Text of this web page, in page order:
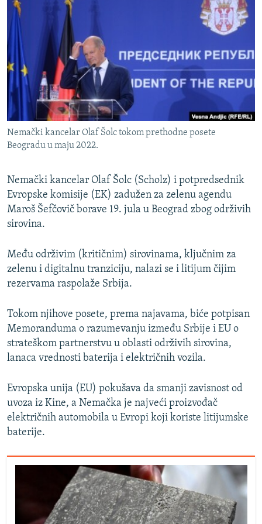
ISPRIČAJ MI
DNEVNO@RSE
SPECIJALI RSE
VIŠE OD NASLOVA
GENOCID U SREBRENICI
POPLAVE I KLIZIŠTA U BIH 2024.
TV LIBERTY
MOJA EVROPA
TRI DECENIJE OD RATA U BIH
SVE KARTE DEJTONA
PRATITE NAS
Sve RFE/RL stranice
Nemački kancelar Olaf Šolc tokom prethodne posete
Beogradu u maju 2022.
Nemački kancelar Olaf Šolc (Scholz) i potpredsednik
Evropske komisije (EK) zadužen za zelenu agendu
Maroš Šefčovič borave 19. jula u Beograd zbog održivih
sirovina.
Među održivim (kritičnim) sirovinama, ključnim za
zelenu i digitalnu tranziciju, nalazi se i litijum čijim
rezervama raspolaže Srbija.
Tokom njihove posete, prema najavama, biće potpisan
Memoranduma o razumevanju između Srbije i EU o
strateškom partnerstvu u oblasti održivih sirovina,
lanaca vrednosti baterija i električnih vozila.
Evropska unija (EU) pokušava da smanji zavisnost od
uvoza iz Kine, a Nemačka je najveći proizvođač
električnih automobila u Evropi koji koriste litijumske
baterije.